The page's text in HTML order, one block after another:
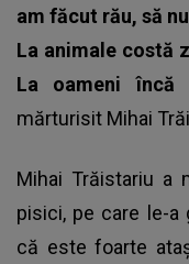
am făcut rău, să
La animale costă
La oameni încă
mărturisit Mihai
Mihai Trăistariu a
pisici, pe care le-a
că este foarte